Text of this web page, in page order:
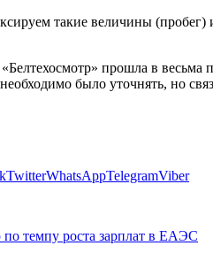
такие величины (пробег)
прошла в
было уточнять, но
TwitterWhatsAppTelegramViber
по темпу роста зарплат в ЕАЭС